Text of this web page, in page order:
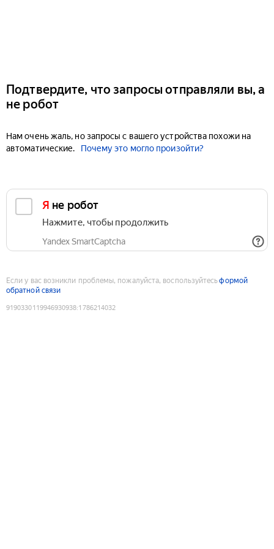
Подтвердите, что запросы отправляли вы, а
не робот
Нам очень жаль, но запросы с вашего устройства похожи на
автоматические.
Почему это могло произойти?
Я не робот
Нажмите, чтобы продолжить
Yandex SmartCaptcha
Если у вас возникли проблемы, пожалуйста, воспользуйтесьформой
обратной связи
9190330119946930938:1786214032